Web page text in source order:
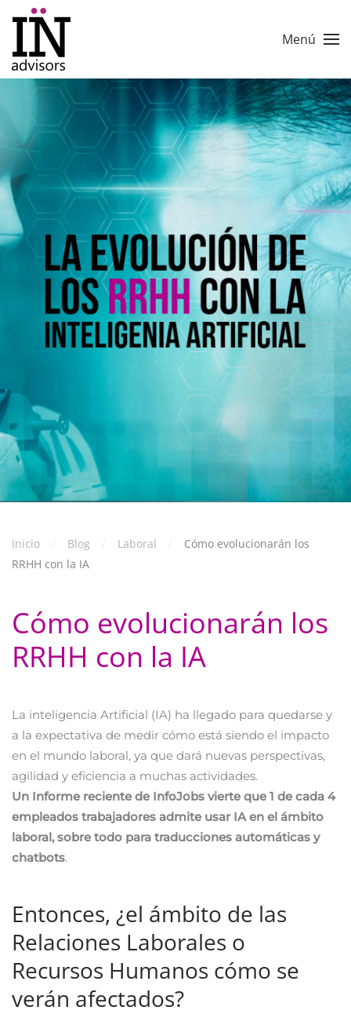
Skip to main content Menú
Inicio Blog Laboral
Cómo evolucionarán los
RRHH con la IA
Cómo evolucionarán los
RRHH con la IA
La inteligencia Artificial (IA) ha llegado para quedarse y
a la expectativa de medir cómo está siendo el impacto
en el mundo laboral, ya que dará nuevas perspectivas,
agilidad y eficiencia a muchas actividades.
Un Informe reciente de InfoJobs vierte que 1 de cada 4
empleados trabajadores admite usar IA en el ámbito
laboral, sobre todo para traducciones automáticas y
chatbots.
Entonces, ¿el ámbito de las
Relaciones Laborales o
Recursos Humanos cómo se
verán afectados?